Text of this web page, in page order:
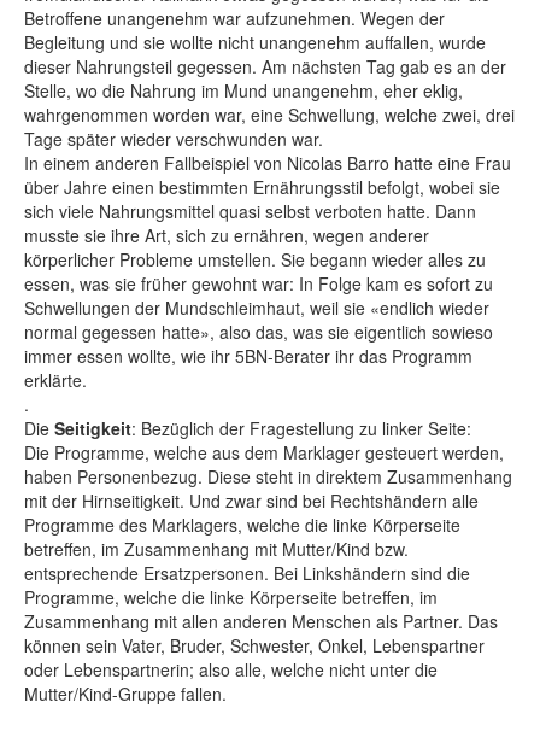
Betroffene unangenehm war aufzunehmen. Wegen der
Begleitung und sie wollte nicht unangenehm auffallen, wurde
dieser Nahrungsteil gegessen. Am nächsten Tag gab es an der
Stelle, wo die Nahrung im Mund unangenehm, eher eklig,
wahrgenommen worden war, eine Schwellung, welche zwei, drei
Tage später wieder verschwunden war.
In einem anderen Fallbeispiel von Nicolas Barro hatte eine Frau
über Jahre einen bestimmten Ernährungsstil befolgt, wobei sie
sich viele Nahrungsmittel quasi selbst verboten hatte. Dann
musste sie ihre Art, sich zu ernähren, wegen anderer
körperlicher Probleme umstellen. Sie begann wieder alles zu
essen, was sie früher gewohnt war: In Folge kam es sofort zu
Schwellungen der Mundschleimhaut, weil sie «endlich wieder
normal gegessen hatte», also das, was sie eigentlich sowieso
immer essen wollte, wie ihr 5BN-Berater ihr das Programm
erklärte.
.
Die Seitigkeit: Bezüglich der Fragestellung zu linker Seite:
Die Programme, welche aus dem Marklager gesteuert werden,
haben Personenbezug. Diese steht in direktem Zusammenhang
mit der Hirnseitigkeit. Und zwar sind bei Rechtshändern alle
Programme des Marklagers, welche die linke Körperseite
betreffen, im Zusammenhang mit Mutter/Kind bzw.
entsprechende Ersatzpersonen. Bei Linkshändern sind die
Programme, welche die linke Körperseite betreffen, im
Zusammenhang mit allen anderen Menschen als Partner. Das
können sein Vater, Bruder, Schwester, Onkel, Lebenspartner
oder Lebenspartnerin; also alle, welche nicht unter die
Mutter/Kind-Gruppe fallen.